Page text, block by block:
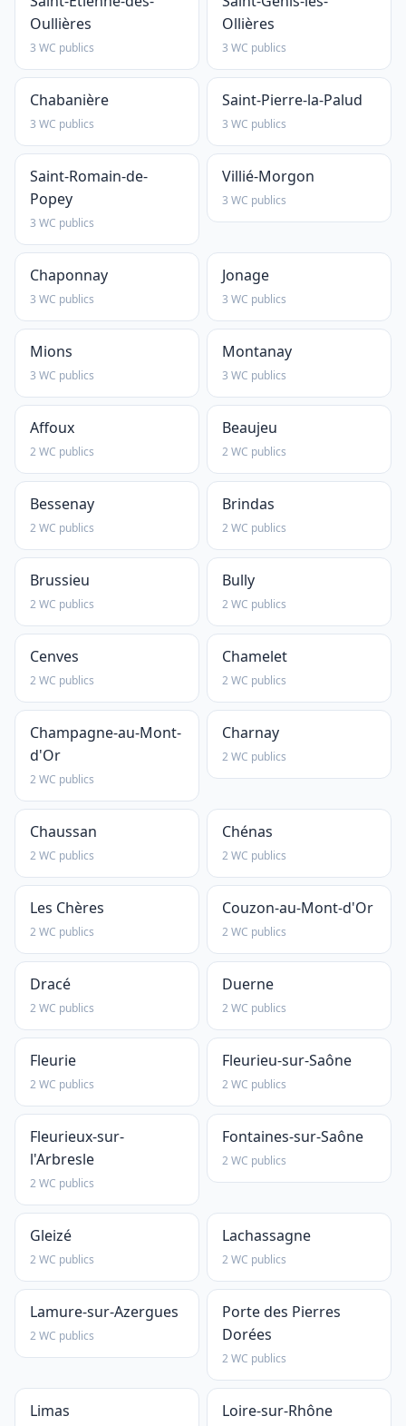
Oullières
3 WC publics
Ollières
3 WC publics
Chabanière
3 WC publics
Saint-Pierre-la-Palud
3 WC publics
Saint-Romain-de-
Popey
3 WC publics
Villié-Morgon
3 WC publics
Chaponnay
3 WC publics
Jonage
3 WC publics
Mions
3 WC publics
Montanay
3 WC publics
Affoux
2 WC publics
Beaujeu
2 WC publics
Bessenay
2 WC publics
Brindas
2 WC publics
Brussieu
2 WC publics
Bully
2 WC publics
Cenves
2 WC publics
Chamelet
2 WC publics
Champagne-au-Mont-
d'Or
2 WC publics
Charnay
2 WC publics
Chaussan
2 WC publics
Chénas
2 WC publics
Les Chères
2 WC publics
Couzon-au-Mont-d'Or
2 WC publics
Dracé
2 WC publics
Duerne
2 WC publics
Fleurie
2 WC publics
Fleurieu-sur-Saône
2 WC publics
Fleurieux-sur-
l'Arbresle
2 WC publics
Fontaines-sur-Saône
2 WC publics
Gleizé
2 WC publics
Lachassagne
2 WC publics
Lamure-sur-Azergues
2 WC publics
Porte des Pierres
Dorées
2 WC publics
Limas Loire-sur-Rhône